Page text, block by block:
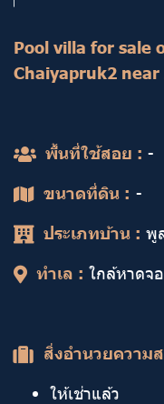
Pool villa for sale
Chaiyapruk2 near
พื้นที่ใช้สอย : -
ขนาดที่ดิน : -
ประเภทบ้าน : พู
ทำเล : ใกล้หาดจ
สิ่งอำนวยความ
ให้เช่าแล้ว